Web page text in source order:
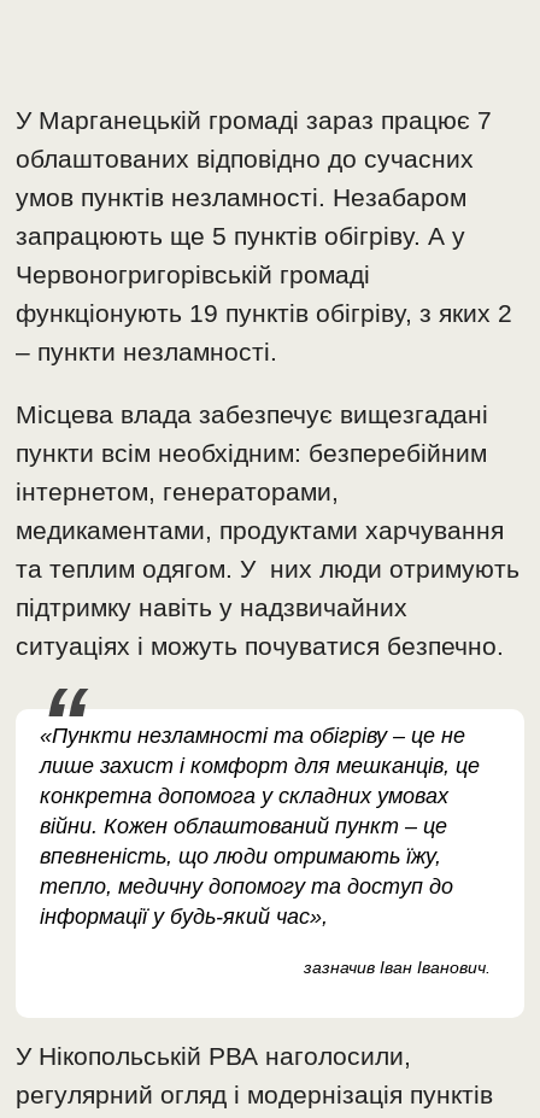
У Марганецькій громаді зараз працює 7
облаштованих відповідно до сучасних
умов пунктів незламності. Незабаром
запрацюють ще 5 пунктів обігріву. А у
Червоногригорівській громаді
функціонують 19 пунктів обігріву, з яких 2
– пункти незламності.
Місцева влада забезпечує вищезгадані
пункти всім необхідним: безперебійним
інтернетом, генераторами,
медикаментами, продуктами харчування
та теплим одягом. У них люди отримують
підтримку навіть у надзвичайних
ситуаціях і можуть почуватися безпечно.
«Пункти незламності та обігріву – це не
лише захист і комфорт для мешканців, це
конкретна допомога у складних умовах
війни. Кожен облаштований пункт – це
впевненість, що люди отримають їжу,
тепло, медичну допомогу та доступ до
інформації у будь-який час»,
зазначив Іван Іванович.
У Нікопольській РВА наголосили,
регулярний огляд і модернізація пунктів